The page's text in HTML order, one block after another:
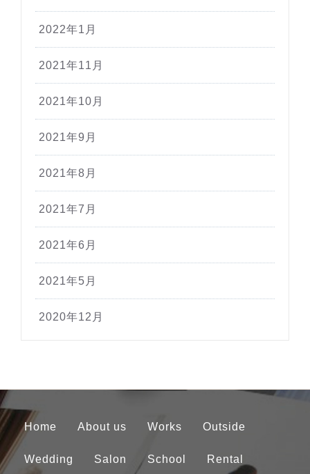
2022年1月
2021年11月
2021年10月
2021年9月
2021年8月
2021年7月
2021年6月
2021年5月
2020年12月
Home About us Works Outside
Wedding Salon School Rental